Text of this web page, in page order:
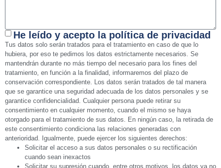
He leído y acepto la política de privacidad
Tus datos solo serán tratados para el tratamiento en caso de que lo
hubiera, por eso te pedimos los datos estrictamente necesarios. Se
mantendrán durante no más tiempo del necesario para los fines del
tratamiento, en función a la finalidad, informaremos del plazo de
conservación correspondiente. Los datos serán tratados de tal manera
que se garantice una seguridad adecuada de los datos personales y se
garantice confidencialidad. Cualquier persona puede retirar su
consentimiento en cualquier momento, cuando el mismo se haya
otorgado para el tratamiento de sus datos. En ningún caso, la retirada de
este consentimiento condiciona las relaciones generadas con
anterioridad. Igualmente, puede ejercer los siguientes derechos:
Solicitar el acceso a sus datos personales o su rectificación
cuando sean inexactos
Solicitar su supresión cuando, entre otros motivos, los datos ya no